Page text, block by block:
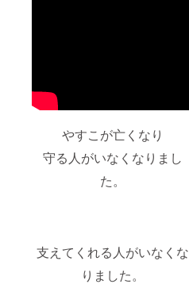
やすこが亡くなり
守る人がいなくなりまし
た。
支えてくれる人がいなくな
りました。